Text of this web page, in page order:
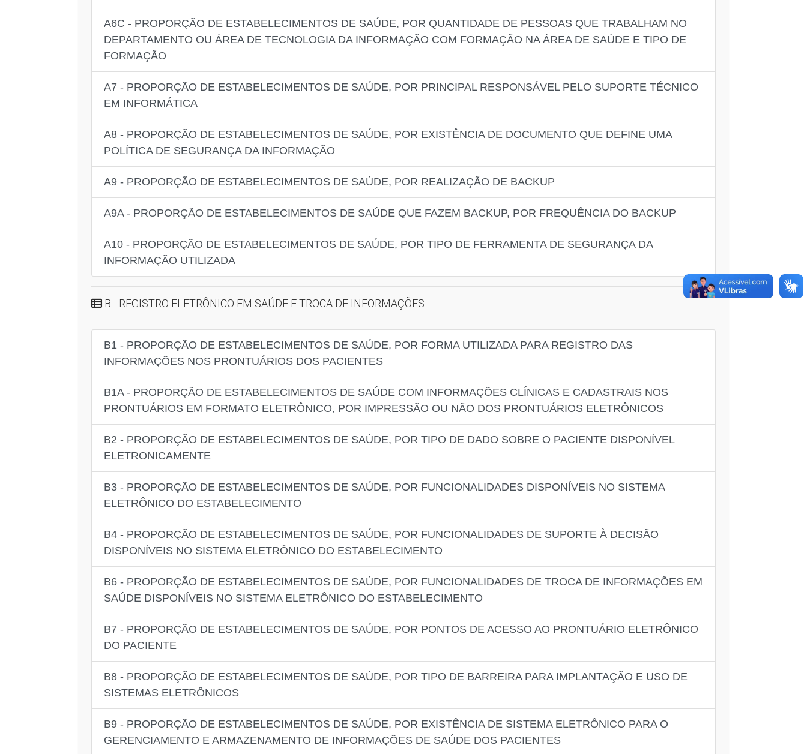
A6C - PROPORÇÃO DE ESTABELECIMENTOS DE SAÚDE, POR QUANTIDADE DE PESSOAS QUE TRABALHAM NO
DEPARTAMENTO OU ÁREA DE TECNOLOGIA DA INFORMAÇÃO COM FORMAÇÃO NA ÁREA DE SAÚDE E TIPO DE
FORMAÇÃO
A7 - PROPORÇÃO DE ESTABELECIMENTOS DE SAÚDE, POR PRINCIPAL RESPONSÁVEL PELO SUPORTE TÉCNICO
EM INFORMÁTICA
A8 - PROPORÇÃO DE ESTABELECIMENTOS DE SAÚDE, POR EXISTÊNCIA DE DOCUMENTO QUE DEFINE UMA
POLÍTICA DE SEGURANÇA DA INFORMAÇÃO
A9 - PROPORÇÃO DE ESTABELECIMENTOS DE SAÚDE, POR REALIZAÇÃO DE BACKUP
A9A - PROPORÇÃO DE ESTABELECIMENTOS DE SAÚDE QUE FAZEM BACKUP, POR FREQUÊNCIA DO BACKUP
A10 - PROPORÇÃO DE ESTABELECIMENTOS DE SAÚDE, POR TIPO DE FERRAMENTA DE SEGURANÇA DA
INFORMAÇÃO UTILIZADA
B - REGISTRO ELETRÔNICO EM SAÚDE E TROCA DE INFORMAÇÕES
B1 - PROPORÇÃO DE ESTABELECIMENTOS DE SAÚDE, POR FORMA UTILIZADA PARA REGISTRO DAS
INFORMAÇÕES NOS PRONTUÁRIOS DOS PACIENTES
B1A - PROPORÇÃO DE ESTABELECIMENTOS DE SAÚDE COM INFORMAÇÕES CLÍNICAS E CADASTRAIS NOS
PRONTUÁRIOS EM FORMATO ELETRÔNICO, POR IMPRESSÃO OU NÃO DOS PRONTUÁRIOS ELETRÔNICOS
B2 - PROPORÇÃO DE ESTABELECIMENTOS DE SAÚDE, POR TIPO DE DADO SOBRE O PACIENTE DISPONÍVEL
ELETRONICAMENTE
B3 - PROPORÇÃO DE ESTABELECIMENTOS DE SAÚDE, POR FUNCIONALIDADES DISPONÍVEIS NO SISTEMA
ELETRÔNICO DO ESTABELECIMENTO
B4 - PROPORÇÃO DE ESTABELECIMENTOS DE SAÚDE, POR FUNCIONALIDADES DE SUPORTE À DECISÃO
DISPONÍVEIS NO SISTEMA ELETRÔNICO DO ESTABELECIMENTO
B6 - PROPORÇÃO DE ESTABELECIMENTOS DE SAÚDE, POR FUNCIONALIDADES DE TROCA DE INFORMAÇÕES EM
SAÚDE DISPONÍVEIS NO SISTEMA ELETRÔNICO DO ESTABELECIMENTO
B7 - PROPORÇÃO DE ESTABELECIMENTOS DE SAÚDE, POR PONTOS DE ACESSO AO PRONTUÁRIO ELETRÔNICO
DO PACIENTE
B8 - PROPORÇÃO DE ESTABELECIMENTOS DE SAÚDE, POR TIPO DE BARREIRA PARA IMPLANTAÇÃO E USO DE
SISTEMAS ELETRÔNICOS
B9 - PROPORÇÃO DE ESTABELECIMENTOS DE SAÚDE, POR EXISTÊNCIA DE SISTEMA ELETRÔNICO PARA O
GERENCIAMENTO E ARMAZENAMENTO DE INFORMAÇÕES DE SAÚDE DOS PACIENTES